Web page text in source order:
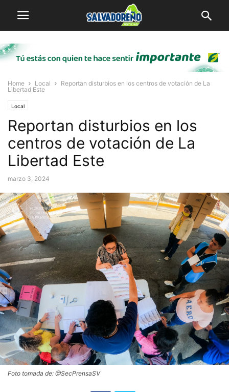
Home Local
Reportan disturbios en los centros de votación de La
Libertad Este
Local
Reportan disturbios en los
centros de votación de La
Libertad Este
marzo 3, 2024
Foto tomada de: @SecPrensaSV